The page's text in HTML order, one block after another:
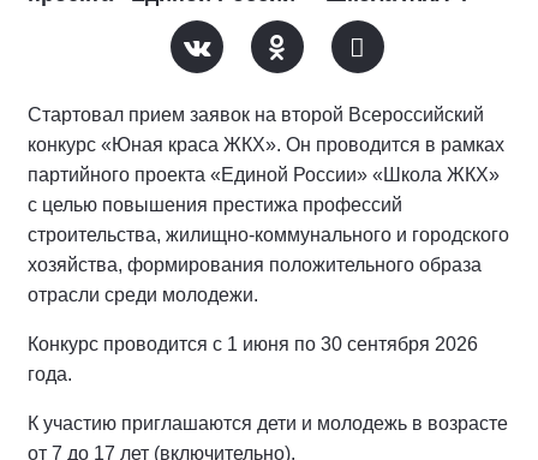
Стартовал прием заявок на второй Всероссийский
конкурс «Юная краса ЖКХ». Он проводится в рамках
партийного проекта «Единой России» «Школа ЖКХ»
с целью повышения престижа профессий
строительства, жилищно-коммунального и городского
хозяйства, формирования положительного образа
отрасли среди молодежи.
Конкурс проводится с 1 июня по 30 сентября 2026
года.
К участию приглашаются дети и молодежь в возрасте
от 7 до 17 лет (включительно).